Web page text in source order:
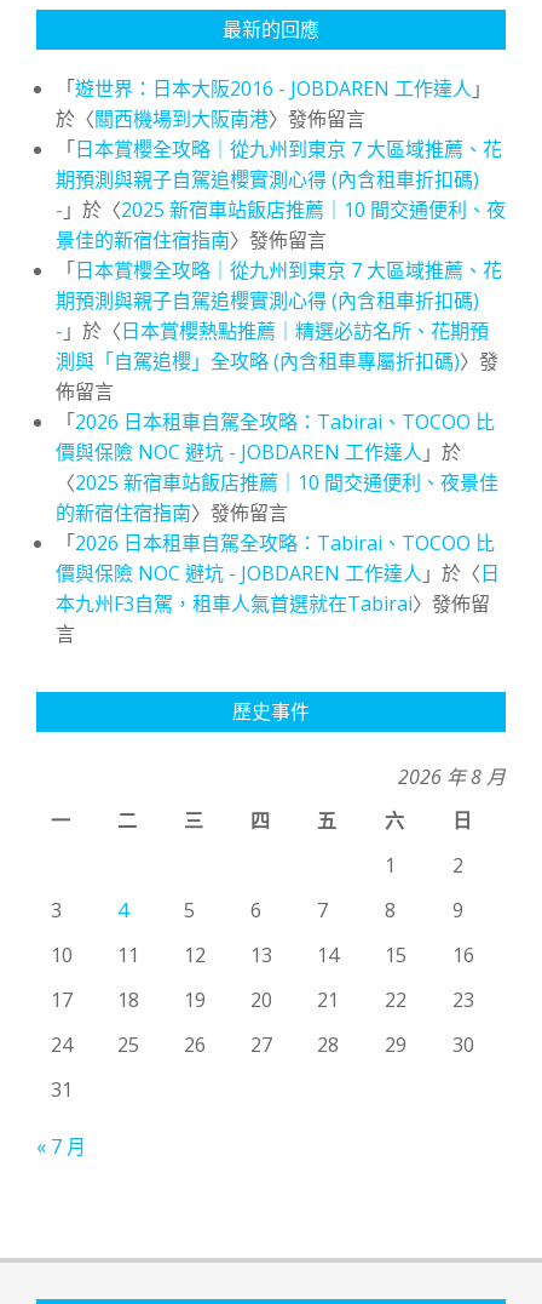
最新的回應
「遊世界：日本大阪2016 - JOBDAREN 工作達人 」
於〈關西機場到大阪南港〉發佈留言
「日本賞櫻全攻略｜從九州到東京 7 大區域推薦、花
期預測與親子自駕追櫻實測心得 (內含租車折扣碼)
- 」於〈2025 新宿車站飯店推薦｜10 間交通便利、夜
景佳的新宿住宿指南〉發佈留言
「日本賞櫻全攻略｜從九州到東京 7 大區域推薦、花
期預測與親子自駕追櫻實測心得 (內含租車折扣碼)
- 」於〈日本賞櫻熱點推薦｜精選必訪名所、花期預
測與「自駕追櫻」全攻略 (內含租車專屬折扣碼)〉發
佈留言
「2026 日本租車自駕全攻略：Tabirai、TOCOO 比
價與保險 NOC 避坑 - JOBDAREN 工作達人 」於
〈2025 新宿車站飯店推薦｜10 間交通便利、夜景佳
的新宿住宿指南〉發佈留言
「2026 日本租車自駕全攻略：Tabirai、TOCOO 比
價與保險 NOC 避坑 - JOBDAREN 工作達人 」於〈日
本九州F3自駕，租車人氣首選就在Tabirai〉發佈留
言
歷史事件
2026 年 8 月
一
二 三 四 五 六
日
1
2
3
4 5 6 7 8
9
10
11 12 13 14 15
16
17
18 19 20 21 22
23
24
25 26 27 28 29
30
31
« 7 月